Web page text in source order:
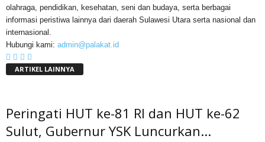
olahraga, pendidikan, kesehatan, seni dan budaya, serta berbagai
informasi peristiwa lainnya dari daerah Sulawesi Utara serta nasional dan
internasional.
Hubungi kami: admin@palakat.id
ARTIKEL LAINNYA
Peringati HUT ke-81 RI dan HUT ke-62
Sulut, Gubernur YSK Luncurkan...